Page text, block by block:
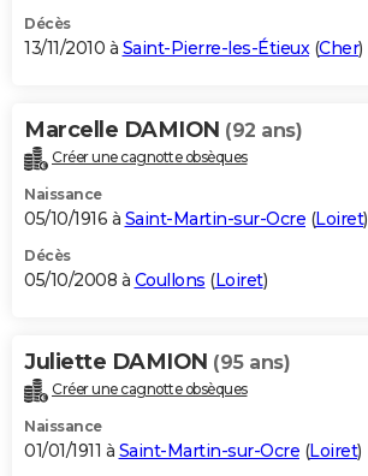
Décès
13/11/2010 à Saint-Pierre-les-Étieux(Cher)
Marcelle DAMION (92 ans)
Créer une cagnotte obsèques
Naissance
05/10/1916 à Saint-Martin-sur-Ocre (Loiret)
Décès
05/10/2008 à Coullons (Loiret)
Juliette DAMION (95 ans)
Créer une cagnotte obsèques
Naissance
01/01/1911 à Saint-Martin-sur-Ocre (Loiret)